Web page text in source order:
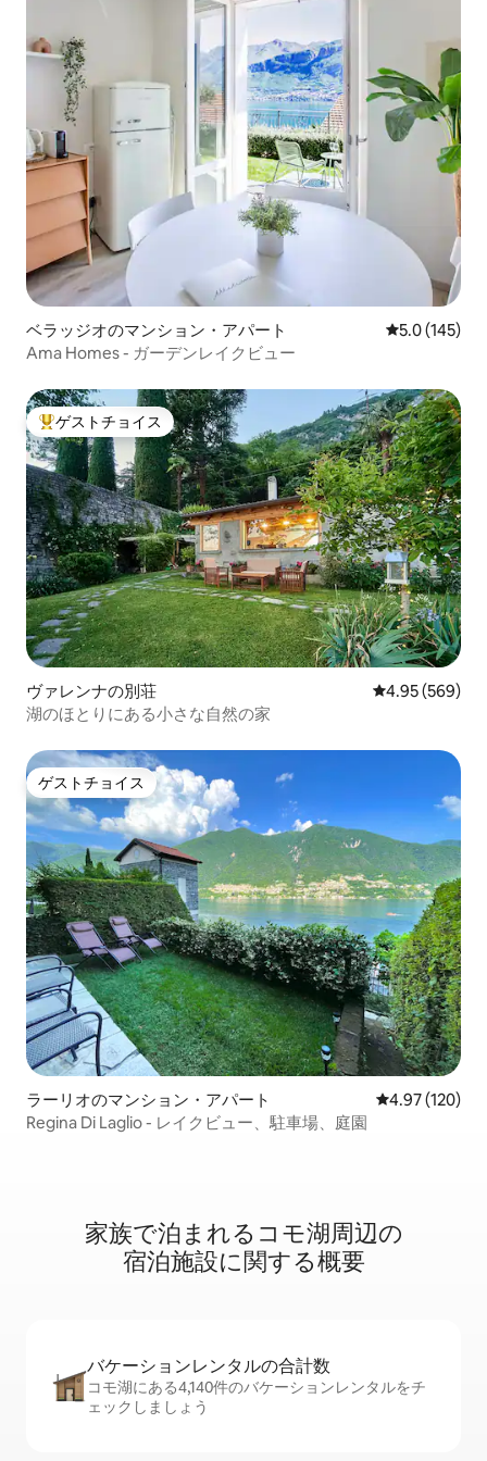
ベラッジオのマンション・アパート レビュー145
5.0 (145)
Ama Homes - ガーデンレイクビュー
大好評のゲストチョイスです。
ゲストチョイス
ヴァレンナの別荘 レビュー569
4.95 (569)
湖のほとりにある小さな自然の家
ゲストチョイス
ゲストチョイス
ラーリオのマンション・アパート レビュー120
4.97 (120)
Regina Di Laglio - レイクビュー、駐車場、庭園
家族で泊まれるコモ湖周⁠辺⁠の
宿⁠泊⁠施⁠設⁠に関⁠す⁠る概⁠要
バケーションレ⁠ン⁠タ⁠ル⁠の合⁠計⁠数
コモ湖にある4,140件のバケーションレンタルをチ
ェックしましょう